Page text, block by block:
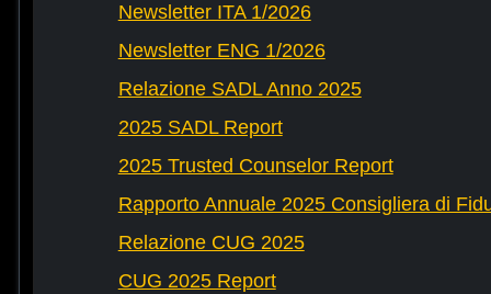
Newsletter ITA 1/2026
Newsletter ENG 1/2026
Relazione SADL Anno 2025
2025 SADL Report
2025 Trusted Counselor Report
Rapporto Annuale 2025 Consigliera di
Relazione CUG 2025
CUG 2025 Report